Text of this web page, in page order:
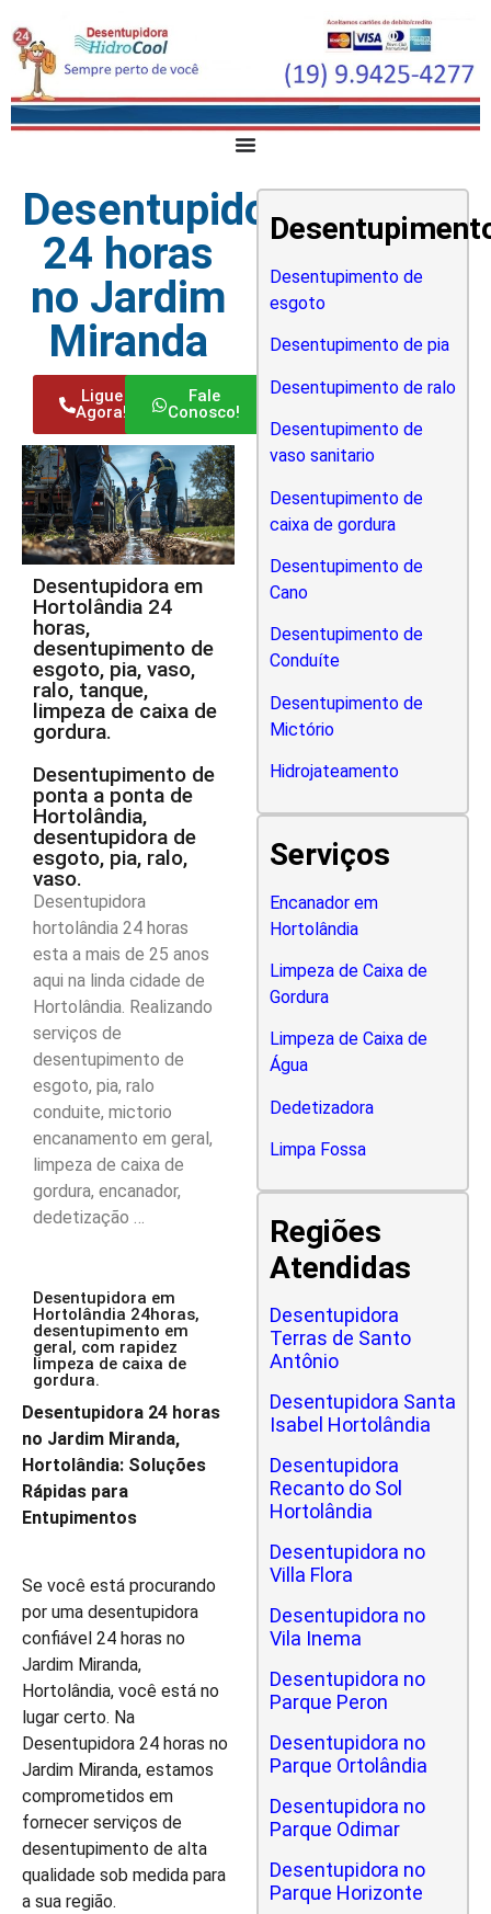
Desentupidora
24 horas
no Jardim
Miranda
Ligue
Agora!
Fale
Conosco!
Desentupidora em
Hortolândia 24
horas,
desentupimento de
esgoto, pia, vaso,
ralo, tanque,
limpeza de caixa de
gordura.
Desentupimento de
ponta a ponta de
Hortolândia,
desentupidora de
esgoto, pia, ralo,
vaso.
Desentupidora
hortolândia 24 horas
esta a mais de 25 anos
aqui na linda cidade de
Hortolândia. Realizando
serviços de
desentupimento de
esgoto, pia, ralo
conduite, mictorio
encanamento em geral,
limpeza de caixa de
gordura, encanador,
dedetização …
Desentupidora em
Hortolândia 24horas,
desentupimento em
geral, com rapidez
limpeza de caixa de
gordura.
Desentupidora 24 horas
no Jardim Miranda,
Hortolândia: Soluções
Rápidas para
Entupimentos
Se você está procurando
por uma desentupidora
confiável 24 horas no
Jardim Miranda,
Hortolândia, você está no
lugar certo. Na
Desentupidora 24 horas no
Jardim Miranda, estamos
comprometidos em
fornecer serviços de
desentupimento de alta
qualidade sob medida para
a sua região.
Desentupimento de
esgoto
Desentupimento de pia
Desentupimento de ralo
Desentupimento de
vaso sanitario
Desentupimento de
caixa de gordura
Desentupimento de
Cano
Desentupimento de
Conduíte
Desentupimento de
Mictório
Hidrojateamento
Serviços
Encanador em
Hortolândia
Limpeza de Caixa de
Gordura
Limpeza de Caixa de
Água
Dedetizadora
Limpa Fossa
Regiões
Atendidas
Desentupidora
Terras de Santo
Antônio
Desentupidora Santa
Isabel Hortolândia
Desentupidora
Recanto do Sol
Hortolândia
Desentupidora no
Villa Flora
Desentupidora no
Vila Inema
Desentupidora no
Parque Peron
Desentupidora no
Parque Ortolândia
Desentupidora no
Parque Odimar
Desentupidora no
Parque Horizonte